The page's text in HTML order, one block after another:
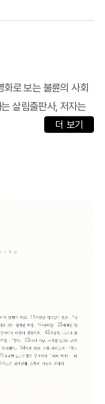
로 보는 불륜의 사회
는 살림출판사, 저자는
더 보기